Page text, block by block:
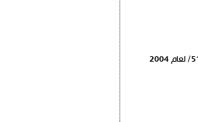
1-تعلن وزارة التجارة الداخلية وحماية المستهلك عن طلب عروض داخلي بالسرعة الكلية وبالظرف المختوم لتقديم مواد تحليل مخبرية لمديرية المخابر بدمشق وفق أحكام القانون /51/ لعام 2004